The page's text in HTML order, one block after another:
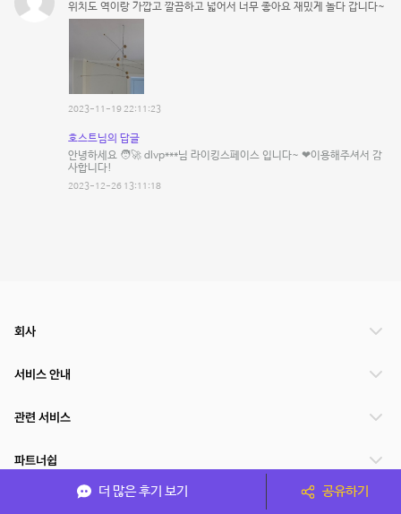
위치도 역이랑 가깝고 깔끔하고 넓어서 너무 좋아요 재밌게 놀다 갑니다~
2023-11-19 22:11:23
호스트님의 답글
안녕하세요 🧑‍🚀 dlvp***님 라이킹스페이스 입니다~ ❤이용해주셔서 감
사합니다!
2023-12-26 13:11:18
더 많은 후기 보기 공유하기
회사
서비스 안내
관련 서비스
파트너쉽
서비스 제공 국가